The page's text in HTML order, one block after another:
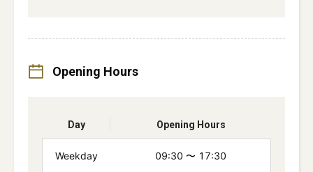
Opening Hours
Day Opening Hours
Weekday 09:30 〜 17:30